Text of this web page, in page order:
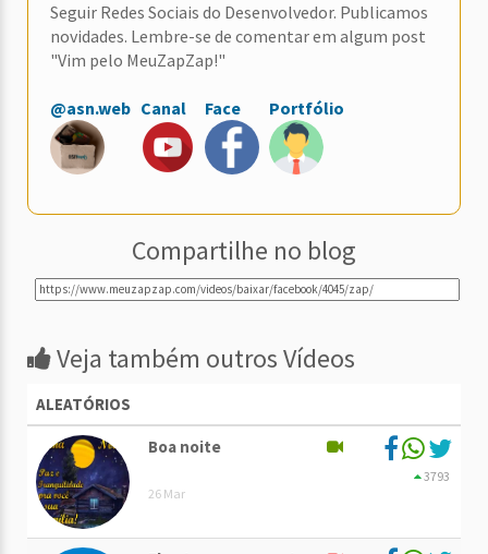
Seguir Redes Sociais do Desenvolvedor. Publicamos
novidades. Lembre-se de comentar em algum post
"Vim pelo MeuZapZap!"
@asn.web Canal Face Portfólio
Compartilhe no blog
Veja também outros Vídeos
ALEATÓRIOS
Boa noite
26 Mar
3793